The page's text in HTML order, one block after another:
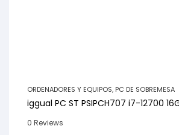
ORDENADORES Y EQUIPOS, PC DE SOBREMESA
iggual PC ST PSIPCH707 i7-12700
0 Reviews